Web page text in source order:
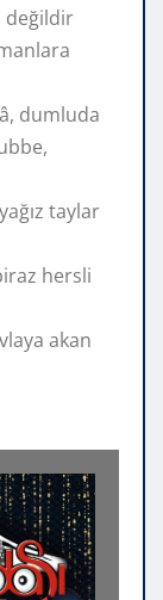
değildir
dumluda
taylar
hersli
akan